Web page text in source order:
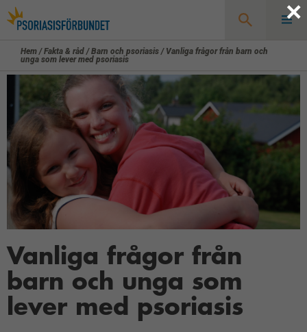
Sök
Hem /Fakta & råd /Barn och psoriasis / Vanliga frågor från barn och
unga som lever med psoriasis
Vanliga frågor från
barn och unga som
lever med psoriasis
×